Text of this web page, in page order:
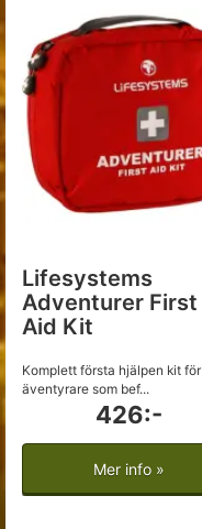
Lifesystems
Adventurer First
Aid Kit
Komplett första hjälpen kit för
äventyrare som bef...
426:-
Mer info »